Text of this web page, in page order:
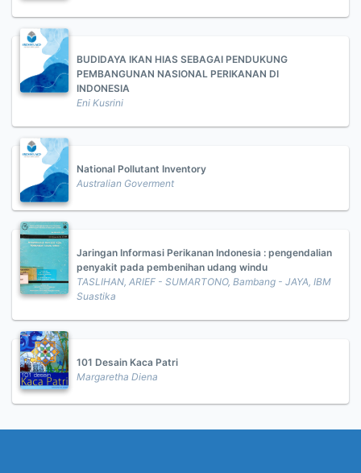
BUDIDAYA IKAN HIAS SEBAGAI PENDUKUNG
PEMBANGUNAN NASIONAL PERIKANAN DI
INDONESIA
Eni Kusrini
National Pollutant Inventory
Australian Goverment
Jaringan Informasi Perikanan Indonesia : pengendalian
penyakit pada pembenihan udang windu
TASLIHAN, ARIEF - SUMARTONO, Bambang - JAYA, IBM
Suastika
101 Desain Kaca Patri
Margaretha Diena